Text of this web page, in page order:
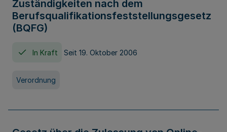
Zuständigkeiten nach dem
Berufsqualifikationsfeststellungsgesetz
(BQFG)
In Kraft Seit 19. Oktober 2006
Verordnung